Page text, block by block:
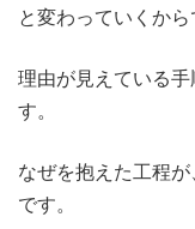
と変わっていくから
理由が見えている
す。
なぜを抱えた工程
です。